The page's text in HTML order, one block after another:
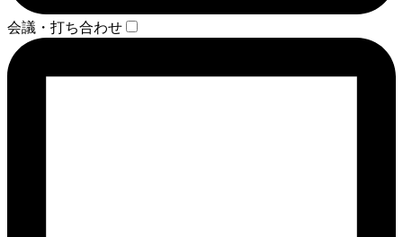
会議・打ち合わせ